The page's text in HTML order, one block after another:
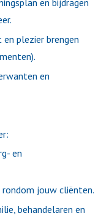
plezier brengen
en
en
rondom jouw cliënten.
behandelaren en